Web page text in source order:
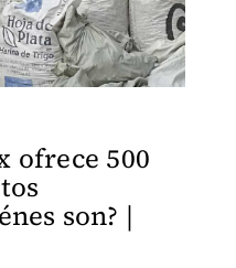
ofrece 500
son? |